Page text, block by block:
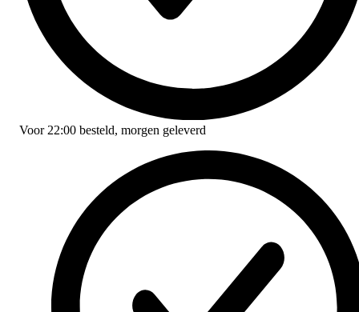
Voor 22:00 besteld, morgen geleverd